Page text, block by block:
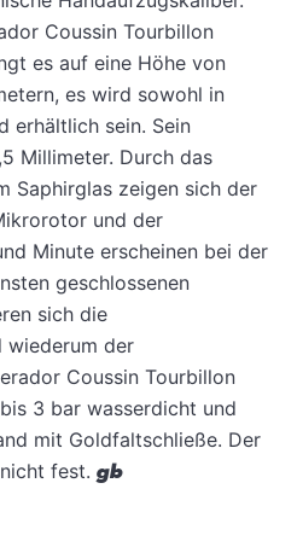
Coussin Tourbillon
es auf eine Höhe von
es wird sowohl in
erhältlich sein. Sein
Millimeter. Durch das
Saphirglas zeigen sich der
und der
Minute erscheinen bei der
geschlossenen
sich die
wiederum der
Coussin Tourbillon
3 bar wasserdicht und
mit Goldfaltschließe. Der
fest. gb